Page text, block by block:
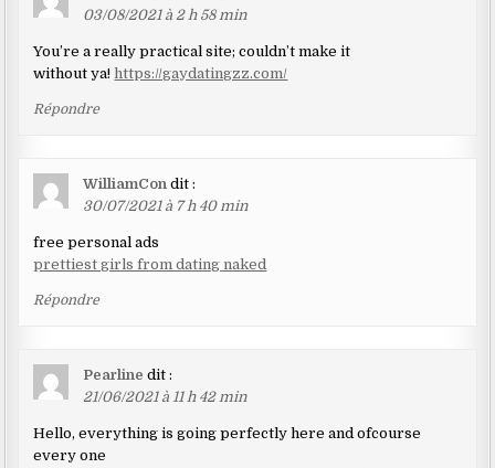
03/08/2021 à 2 h 58 min
You’re a really practical site; couldn’t make it
without ya! https://gaydatingzz.com/
Répondre
WilliamCon dit :
30/07/2021 à 7 h 40 min
free personal ads
prettiest girls from dating naked
Répondre
Pearline dit :
21/06/2021 à 11 h 42 min
Hello, everything is going perfectly here and ofcourse
every one